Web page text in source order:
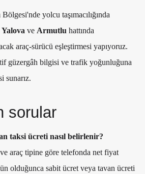
yolcu taşımacılığında
Yalova ve Armutlu hattında
araç-sürücü eşleştirmesi yapıyoruz.
güzergâh bilgisi ve trafik yoğunluğuna
sunarız.
sorular
taksi ücreti nasıl belirlenir?
araç tipine göre telefonda net fiyat
olduğunca sabit ücret veya tavan ücreti